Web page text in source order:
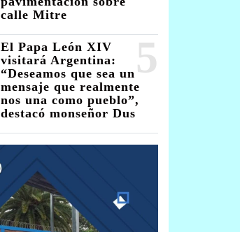
calle Mitre
5
El Papa León XIV
visitará Argentina:
“Deseamos que sea un
mensaje que realmente
nos una como pueblo”,
destacó monseñor Dus